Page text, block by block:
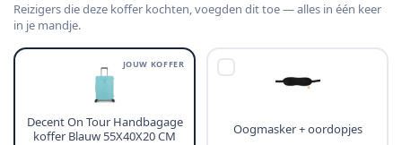
Reizigers die deze koffer kochten, voegden dit toe — alles in één keer
in je mandje.
JOUW KOFFER
Decent On Tour Handbagage
koffer Blauw 55X40X20 CM
Oogmasker + oordopjes